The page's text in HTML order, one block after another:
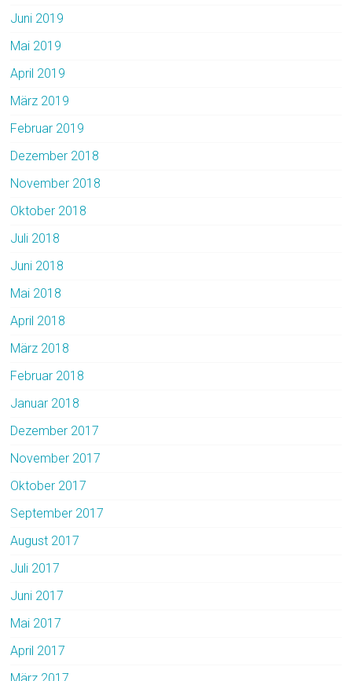
Juni 2019
Mai 2019
April 2019
März 2019
Februar 2019
Dezember 2018
November 2018
Oktober 2018
Juli 2018
Juni 2018
Mai 2018
April 2018
März 2018
Februar 2018
Januar 2018
Dezember 2017
November 2017
Oktober 2017
September 2017
August 2017
Juli 2017
Juni 2017
Mai 2017
April 2017